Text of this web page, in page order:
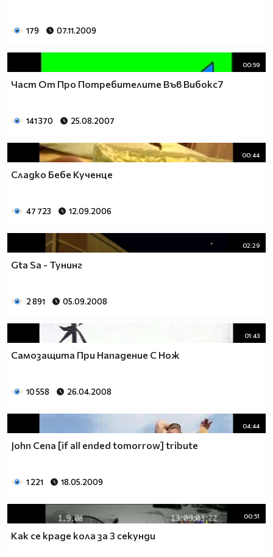
179 07.11.2009
00:59
Част От Про Потребителите Във Вибокс7
141 370 25.08.2007
00:44
Сладко Бебе Кученце
47 723 12.09.2006
02:29
Gta Sa - Тунинг
2 891 05.09.2008
01:43
Самозащита При Нападение С Нож
10 558 26.04.2008
04:44
John Cena [if all ended tomorrow] tribute
1 221 18.05.2009
00:51
Как се краде кола за 3 секунди